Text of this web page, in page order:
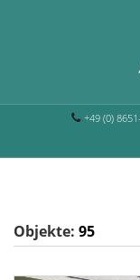
+49 (0)
Objekte: 95